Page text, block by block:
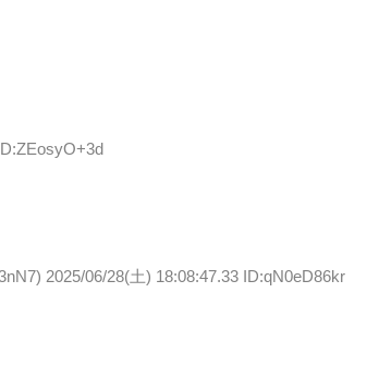
2025/06/28(土) 18:08:47.33 ID:qN0eD86kr